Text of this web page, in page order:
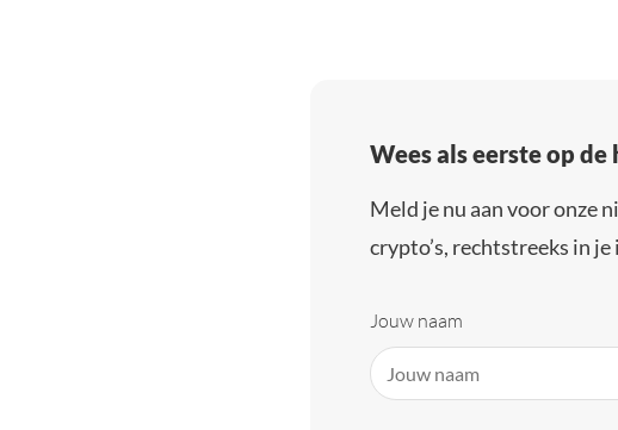
Wees als eerste op
Meld je nu aan voor onze
crypto’s, rechtstreeks in je
Jouw naam